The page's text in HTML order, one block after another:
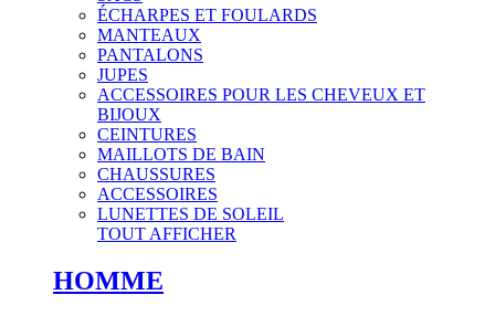
ÉCHARPES ET FOULARDS
MANTEAUX
PANTALONS
JUPES
ACCESSOIRES POUR LES CHEVEUX ET
BIJOUX
CEINTURES
MAILLOTS DE BAIN
CHAUSSURES
ACCESSOIRES
LUNETTES DE SOLEIL
TOUT AFFICHER
HOMME